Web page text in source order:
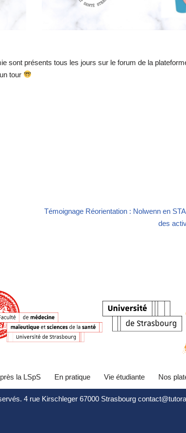
sont présents tous les jours sur le forum de la
tour
Témoignage Réorientation : Nolwenn en
des
la LSpS En pratique Vie étudiante Nos
4 rue Kirschleger 67000 Strasbourg